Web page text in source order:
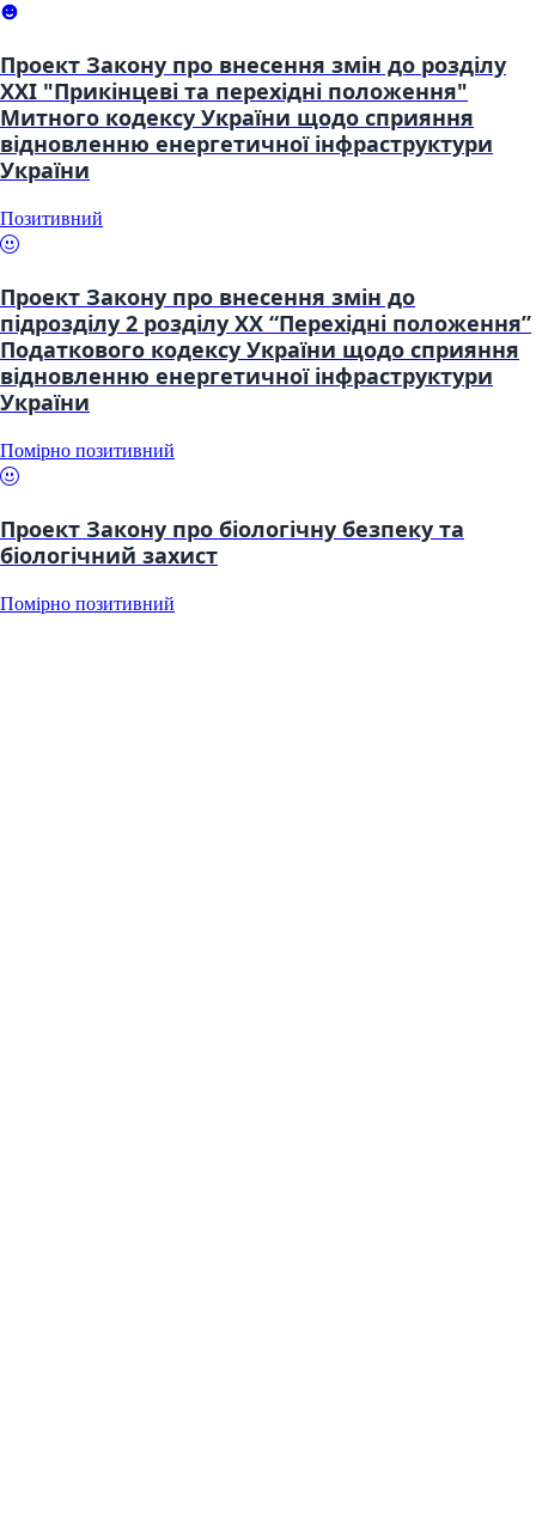
Проект Закону про внесення змін до розділу
XXI "Прикінцеві та перехідні положення"
Митного кодексу України щодо сприяння
відновленню енергетичної інфраструктури
України
Позитивний
Проект Закону про внесення змін до
підрозділу 2 розділу XX “Перехідні положення”
Податкового кодексу України щодо сприяння
відновленню енергетичної інфраструктури
України
Помірно позитивний
Проект Закону про біологічну безпеку та
біологічний захист
Помірно позитивний